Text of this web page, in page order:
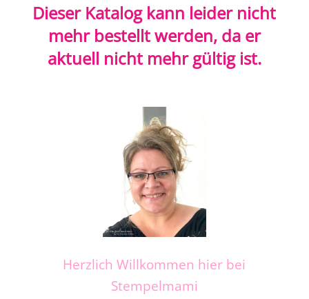
Dieser Katalog kann leider nicht
mehr bestellt werden, da er
aktuell nicht mehr gültig ist.
Herzlich Willkommen hier bei
Stempelmami